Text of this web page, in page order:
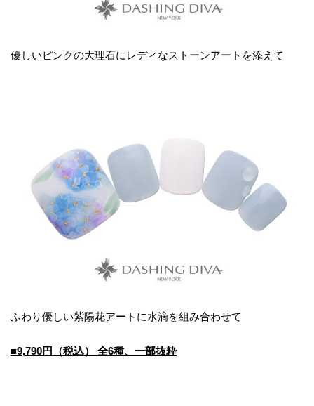
優しいピンクの大理石にレディなストーンアートを添えて
ふわり優しい紫陽花アートに水滴を組み合わせて
■9,790円（税込） 全6種、一部抜粋